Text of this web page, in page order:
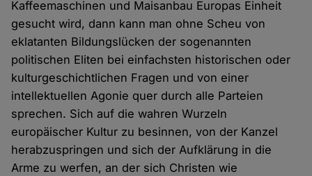
Kaffeemaschinen und Maisanbau Europas Einheit
gesucht wird, dann kann man ohne Scheu von
eklatanten Bildungslücken der sogenannten
politischen Eliten bei einfachsten historischen oder
kulturgeschichtlichen Fragen und von einer
intellektuellen Agonie quer durch alle Parteien
sprechen. Sich auf die wahren Wurzeln
europäischer Kultur zu besinnen, von der Kanzel
herabzuspringen und sich der Aufklärung in die
Arme zu werfen, an der sich Christen wie